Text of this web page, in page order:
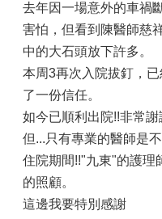
去年因一場意外的車禍
害怕，但看到陳醫師慈
中的大石頭放下許多。
本周3再次入院拔釘，
了一份信任。
如今已順利出院!!非常謝
但...只有專業的醫師是
住院期間!!"九東"的護理
的照顧。
這邊我要特別感謝